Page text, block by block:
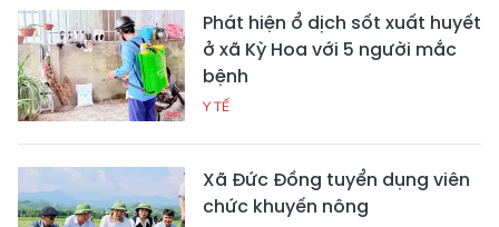
Phát hiện ổ dịch sốt xuất huyết
ở xã Kỳ Hoa với 5 người mắc
bệnh
Y TẾ
Xã Đức Đồng tuyển dụng viên
chức khuyến nông